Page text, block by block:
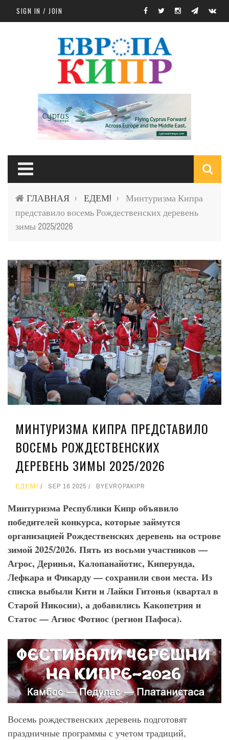
Skip to main content
SIGN IN / JOIN
ГЛАВНАЯ › ЕДЕМ! ›
Минтуризма Кипра
представило восемь Рождественских деревень
зимы 2025/2026
МИНТУРИЗМА КИПРА ПРЕДСТАВИЛО
ВОСЕМЬ РОЖДЕСТВЕНСКИХ
ДЕРЕВЕНЬ ЗИМЫ 2025/2026
ЕДЕМ! SEP 16 2025 BYEVROPAKIPR
Минтуризма Республики Кипр объявило
победителей конкурса, которые займутся
организацией Рождественских деревень на острове
зимой 2025/2026. Пять из восьми участников —
Агрос, Деринья, Калопанайотис, Киперунда,
Лефкара и Фикарду — сохранили свои места. Из
списка выбыли Кити и Лайки Гитонья (квартал в
Старой Никосии), а добавились Какопетрия и
Статос — Агиос Фотиос (регион Пафоса).
Восемь рождественских деревень подготовят
праздничные программы с учетом традиций,